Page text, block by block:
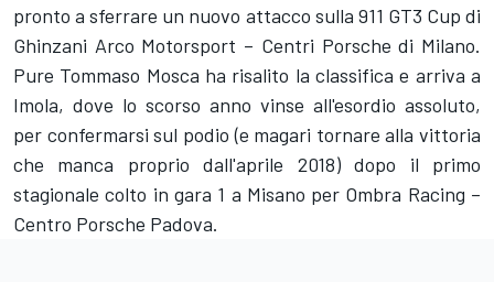
pronto a sferrare un nuovo attacco sulla 911 GT3 Cup di
Ghinzani Arco Motorsport – Centri Porsche di Milano.
Pure Tommaso Mosca ha risalito la classifica e arriva a
Imola, dove lo scorso anno vinse all'esordio assoluto,
per confermarsi sul podio (e magari tornare alla vittoria
che manca proprio dall'aprile 2018) dopo il primo
stagionale colto in gara 1 a Misano per Ombra Racing –
Centro Porsche Padova.